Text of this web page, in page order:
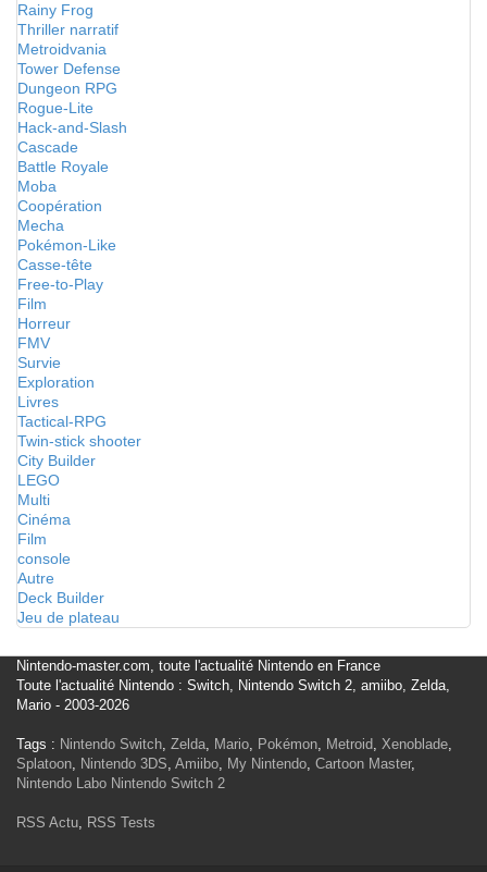
Rainy Frog
Thriller narratif
Metroidvania
Tower Defense
Dungeon RPG
Rogue-Lite
Hack-and-Slash
Cascade
Battle Royale
Moba
Coopération
Mecha
Pokémon-Like
Casse-tête
Free-to-Play
Film
Horreur
FMV
Survie
Exploration
Livres
Tactical-RPG
Twin-stick shooter
City Builder
LEGO
Multi
Cinéma
Film
console
Autre
Deck Builder
Jeu de plateau
Nintendo-master.com, toute l'actualité Nintendo en France
Toute l'actualité Nintendo : Switch, Nintendo Switch 2, amiibo, Zelda,
Mario - 2003-2026
Tags : Nintendo Switch, Zelda, Mario, Pokémon, Metroid, Xenoblade,
Splatoon, Nintendo 3DS, Amiibo, My Nintendo, Cartoon Master,
Nintendo Labo Nintendo Switch 2
RSS Actu, RSS Tests